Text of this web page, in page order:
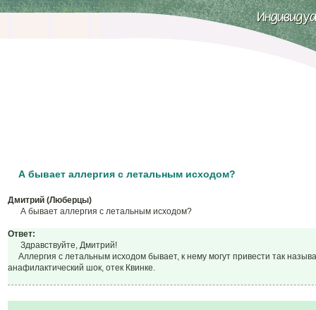
А бывает аллергия с летальным исходом?
Дмитрий (Люберцы)
А бывает аллергия с летальным исходом?
Ответ:
Здравствуйте, Дмитрий!
Аллергия с летальным исходом бывает, к нему могут привести так
анафилактический шок, отек Квинке.